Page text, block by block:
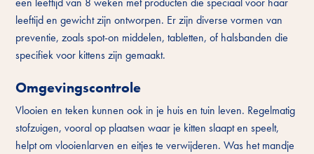
leeftijd en gewicht zijn ontworpen. Er zijn diverse vormen van
preventie, zoals spot-on middelen, tabletten, of halsbanden die
specifiek voor kittens zijn gemaakt.
Omgevingscontrole
Vlooien en teken kunnen ook in je huis en tuin leven. Regelmatig
stofzuigen, vooral op plaatsen waar je kitten slaapt en speelt,
helpt om vlooienlarven en eitjes te verwijderen. Was het mandje